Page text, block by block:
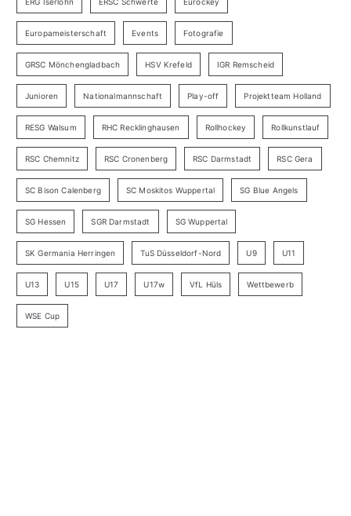
Europameisterschaft Events Fotografie
GRSC Mönchengladbach HSV Krefeld IGR Remscheid
Junioren Nationalmannschaft Play-off Projektteam Holland
RESG Walsum RHC Recklinghausen Rollhockey Rollkunstlauf
RSC Chemnitz RSC Cronenberg RSC Darmstadt RSC Gera
SC Bison Calenberg SC Moskitos Wuppertal SG Blue Angels
SG Hessen SGR Darmstadt SG Wuppertal
SK Germania Herringen TuS Düsseldorf-Nord U9 U11
U13 U15 U17 U17w VfL Hüls Wettbewerb
WSE Cup